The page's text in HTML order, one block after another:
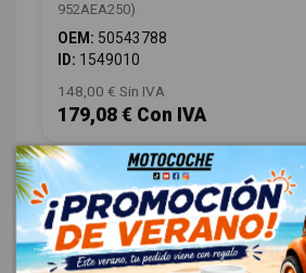
952AEA250)
OEM: 50543788
ID: 1549010
148,00 € Sin IVA
179,08 € Con IVA